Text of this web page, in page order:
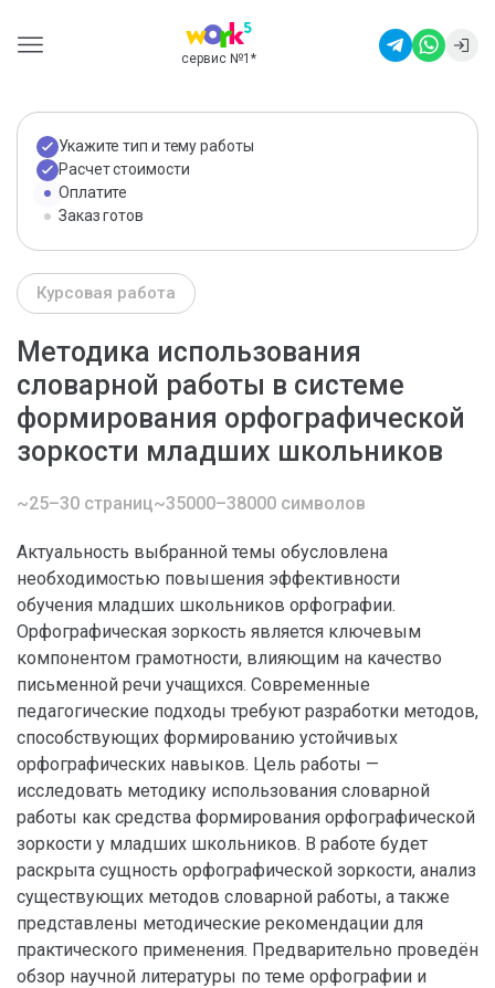
сервис №1 *
Укажите тип и тему работы
Расчет стоимости
Оплатите
Заказ готов
Курсовая работа
Методика использования
словарной работы в системе
формирования орфографической
зоркости младших школьников
~25–30 страниц~35000–38000 символов
Актуальность выбранной темы обусловлена
необходимостью повышения эффективности
обучения младших школьников орфографии.
Орфографическая зоркость является ключевым
компонентом грамотности, влияющим на качество
письменной речи учащихся. Современные
педагогические подходы требуют разработки методов,
способствующих формированию устойчивых
орфографических навыков. Цель работы —
исследовать методику использования словарной
работы как средства формирования орфографической
зоркости у младших школьников. В работе будет
раскрыта сущность орфографической зоркости, анализ
существующих методов словарной работы, а также
представлены методические рекомендации для
практического применения. Предварительно проведён
обзор научной литературы по теме орфографии и